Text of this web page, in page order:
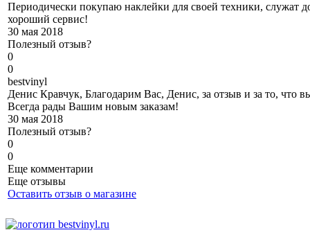
Периодически покупаю наклейки для своей техники, служат
хороший сервис!
30 мая 2018
Полезный отзыв?
0
0
bestvinyl
Денис Кравчук, Благодарим Вас, Денис, за отзыв и за то, что
Всегда рады Вашим новым заказам!
30 мая 2018
Полезный отзыв?
0
0
Еще комментарии
Еще отзывы
Оставить отзыв о магазине